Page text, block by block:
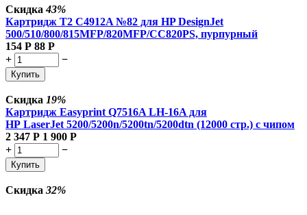
Скидка43%
Картридж T2 C4912A №82 для HP DesignJet
500/510/800/815MFP/820MFP/CC820PS, пурпурный
154 Р 88 Р
+
−
Купить
Скидка 19%
Картридж Easyprint Q7516A LH-16A для
HP LaserJet 5200/5200n/5200tn/5200dtn (12000 стр.) с чипом
2 347 Р 1 900 Р
+
−
Купить
Скидка 32%